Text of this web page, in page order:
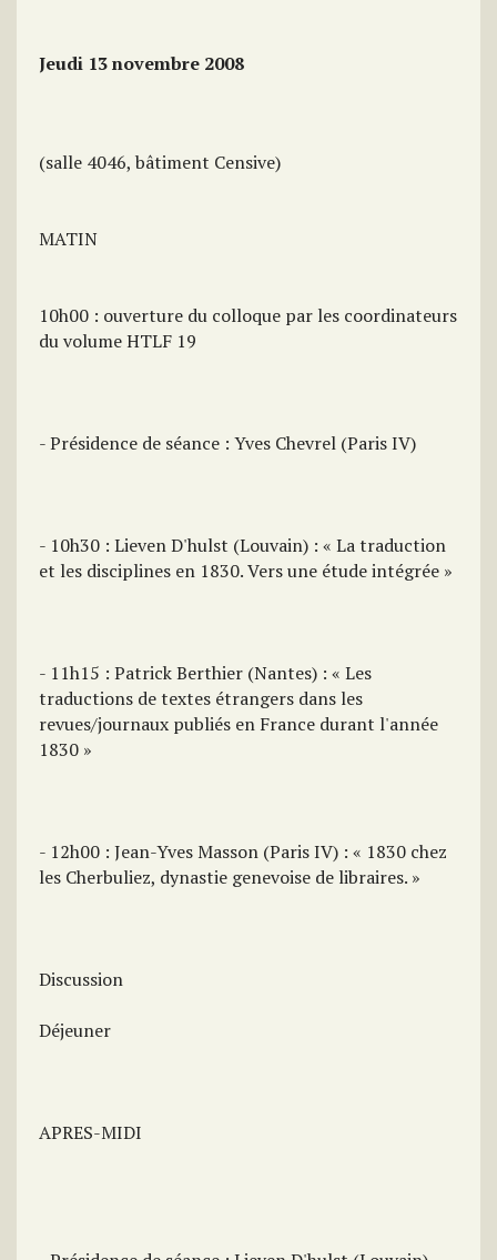
Jeudi 13 novembre 2008
(salle 4046, bâtiment Censive)
MATIN
10h00 : ouverture du colloque par les coordinateurs
du volume HTLF 19
- Présidence de séance : Yves Chevrel (Paris IV)
- 10h30 : Lieven D'hulst (Louvain) : « La traduction
et les disciplines en 1830. Vers une étude intégrée »
- 11h15 : Patrick Berthier (Nantes) : « Les
traductions de textes étrangers dans les
revues/journaux publiés en France durant l'année
1830 »
- 12h00 : Jean-Yves Masson (Paris IV) : « 1830 chez
les Cherbuliez, dynastie genevoise de libraires. »
Discussion
Déjeuner
APRES-MIDI